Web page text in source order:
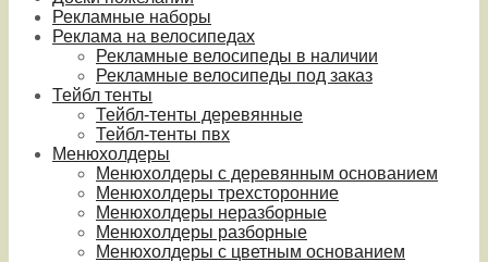
Рекламные наборы
Реклама на велосипедах
Рекламные велосипеды в наличии
Рекламные велосипеды под заказ
Тейбл тенты
Тейбл-тенты деревянные
Тейбл-тенты пвх
Менюхолдеры
Менюхолдеры с деревянным основанием
Менюхолдеры трехсторонние
Менюхолдеры неразборные
Менюхолдеры разборные
Менюхолдеры с цветным основанием